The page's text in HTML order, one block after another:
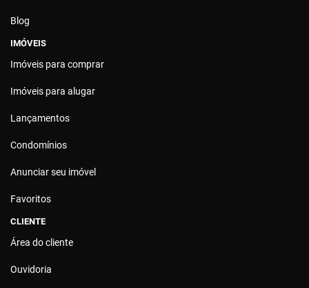
Blog
IMÓVEIS
Imóveis para comprar
Imóveis para alugar
Lançamentos
Condomínios
Anunciar seu imóvel
Favoritos
CLIENTE
Área do cliente
Ouvidoria